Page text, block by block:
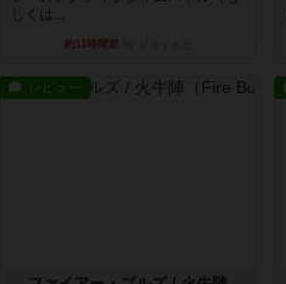
しくは...
約11時間前
レビュー